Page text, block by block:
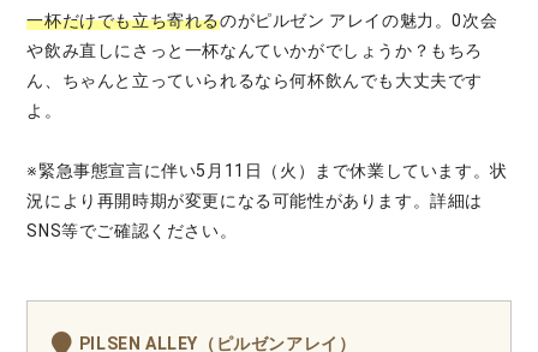
一杯だけでも立ち寄れるのがピルゼン アレイの魅力。0次会
や飲み直しにさっと一杯なんていかがでしょうか？もちろ
ん、ちゃんと立っていられるなら何杯飲んでも大丈夫です
よ。
※緊急事態宣言に伴い5月11日（火）まで休業しています。状
況により再開時期が変更になる可能性があります。詳細は
SNS等でご確認ください。
PILSEN ALLEY（ピルゼンアレイ）